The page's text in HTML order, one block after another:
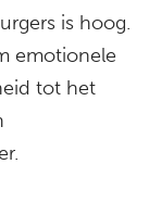
is hoog.
emotionele
tot het